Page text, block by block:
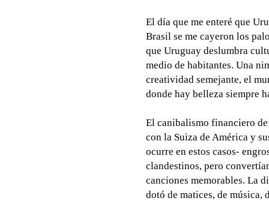
El día que me enteré que
Brasil se me cayeron los
que Uruguay deslumbra
medio de habitantes. Una
creatividad semejante, el
donde hay belleza siempre
El canibalismo financiero
con la Suiza de América y
ocurre en estos casos-
clandestinos, pero
canciones memorables. La
dotó de matices, de